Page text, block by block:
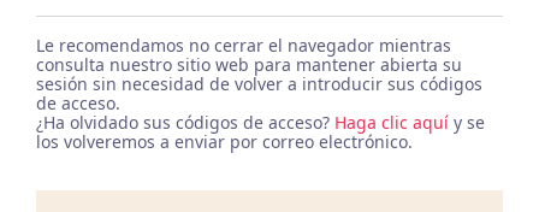
Le recomendamos no cerrar el navegador mientras
consulta nuestro sitio web para mantener abierta su
sesión sin necesidad de volver a introducir sus códigos
de acceso.
¿Ha olvidado sus códigos de acceso? Haga clic aquí y se
los volveremos a enviar por correo electrónico.